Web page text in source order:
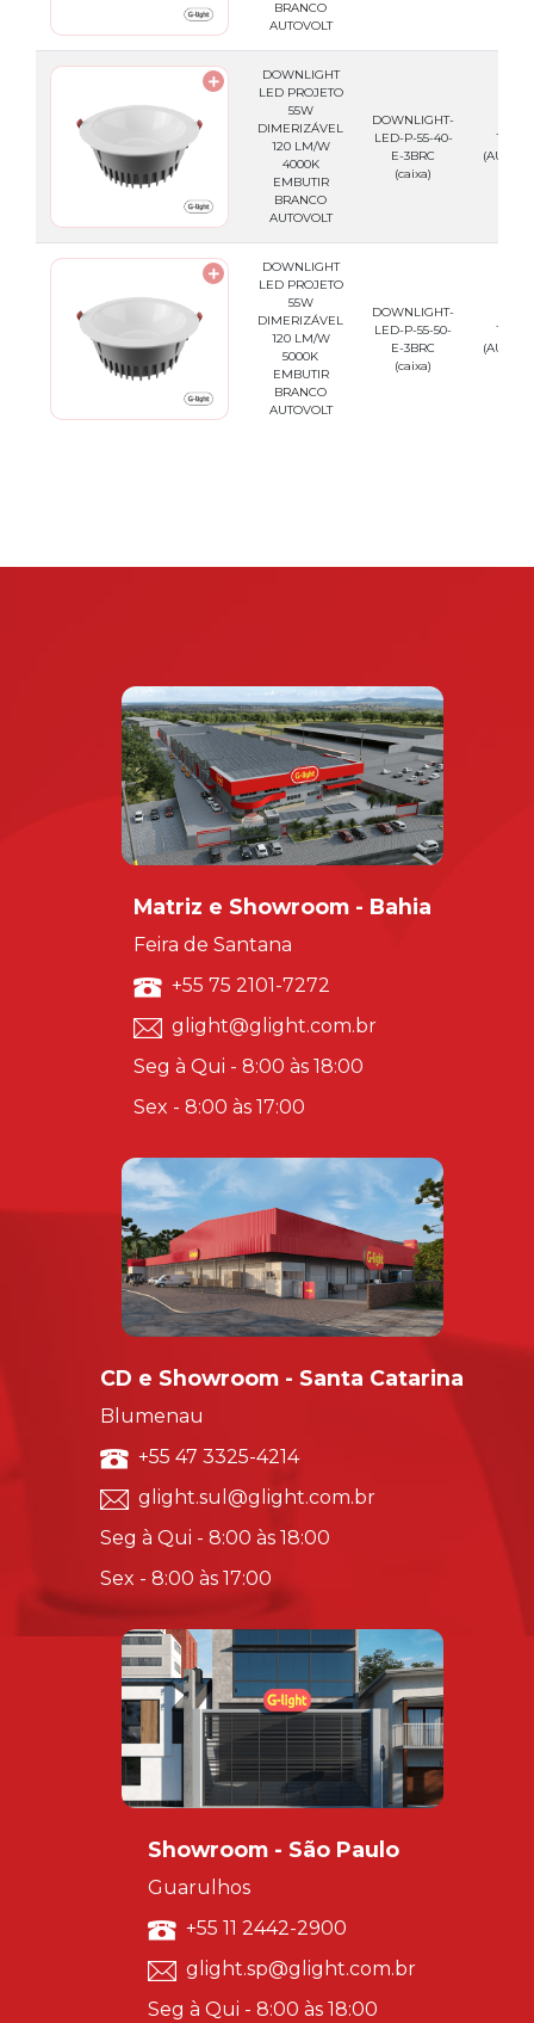
BRANCO
AUTOVOLT
DOWNLIGHT
LED PROJETO
55W
DIMERIZÁVEL
120 LM/W
4000K
EMBUTIR
BRANCO
AUTOVOLT
DOWNLIGHT-
LED-P-55-40-
E-3BRC
(caixa)
100-
DOWNLIGHT
LED PROJETO
55W
DIMERIZÁVEL
120 LM/W
5000K
EMBUTIR
BRANCO
AUTOVOLT
DOWNLIGHT-
LED-P-55-50-
E-3BRC
(caixa)
100-
Matriz e Showroom - Bahia
Feira de Santana
+55 75 2101-7272
glight@glight.com.br
Seg à Qui - 8:00 às 18:00
Sex - 8:00 às 17:00
CD e Showroom - Santa Catarina
Blumenau
+55 47 3325-4214
glight.sul@glight.com.br
Seg à Qui - 8:00 às 18:00
Sex - 8:00 às 17:00
Showroom - São Paulo
Guarulhos
+55 11 2442-2900
glight.sp@glight.com.br
Seg à Qui - 8:00 às 18:00